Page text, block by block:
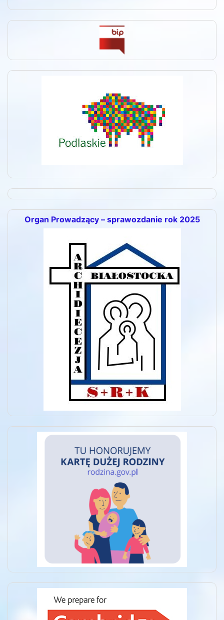
Organ Prowadzący – sprawozdanie rok 2025